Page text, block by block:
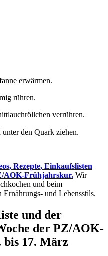
erwärmen.
rühren.
verrühren.
den Quark ziehen.
Rezepte, Einkaufslisten
AOK-Frühjahrskur. Wir
und beim
Ernährungs- und Lebensstils.
und der
der PZ/AOK-
17. März